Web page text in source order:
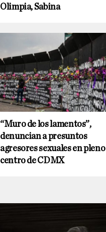
Olimpia, Sabina
“Muro de los lamentos”,
denuncian a presuntos
agresores sexuales en pleno
centro de CDMX